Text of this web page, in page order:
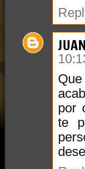
por
te